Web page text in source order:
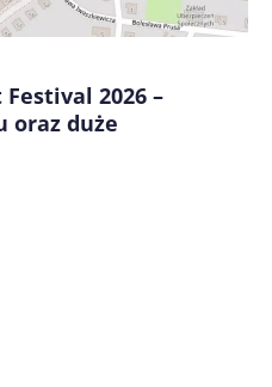
2026 –
oraz duże